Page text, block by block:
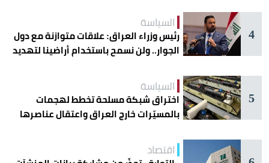
4
السياسة
رئيس وزراء العراق: علاقات متوازنة مع دول
الجوار.. ولن نسمح باستخدام أراضينا لتهديد
5
السياسة
اختراق شبكة مسلحة تخطط لهجمات
بالمسيّرات خارج العراق واعتقال عناصرها
اقتصاد